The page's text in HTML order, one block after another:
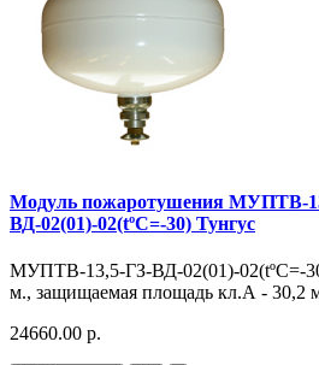
Модуль пожаротушения МУПТВ-
ВД-02(01)-02(tºC=-30) Тунгус
МУПТВ-13,5-ГЗ-ВД-02(01)-02(tºC=-
м., защищаемая площадь кл.А - 30,2
24660.00 р.